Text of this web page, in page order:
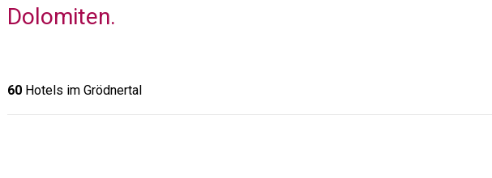
Dolomiten.
60 Hotels im Grödnertal